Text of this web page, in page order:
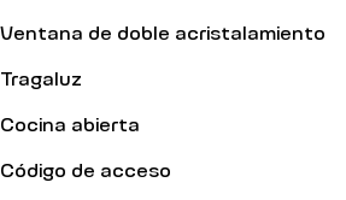
Ventana de doble acristalamiento
Tragaluz
Cocina abierta
Código de acceso